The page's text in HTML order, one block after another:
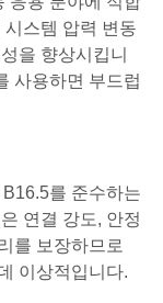
스템 압력 변동
을 향상시킵니
사용하면 부드럽
를 준수하는
연결 강도, 안정
를 보장하므로
이상적입니다.